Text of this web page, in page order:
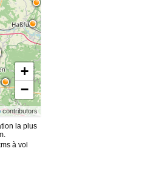
+
−
contributors
la plus
à vol